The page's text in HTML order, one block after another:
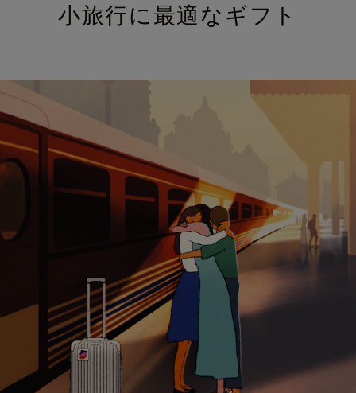
小旅行に最適なギフト